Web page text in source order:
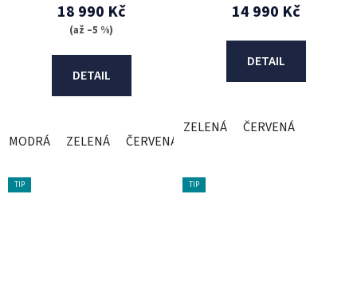
18 990 Kč
(až –5 %)
DETAIL
MODRÁ ZELENÁ ČERVENÁ
14 990 Kč
DETAIL
ZELENÁ ČERVENÁ
TIP TIP